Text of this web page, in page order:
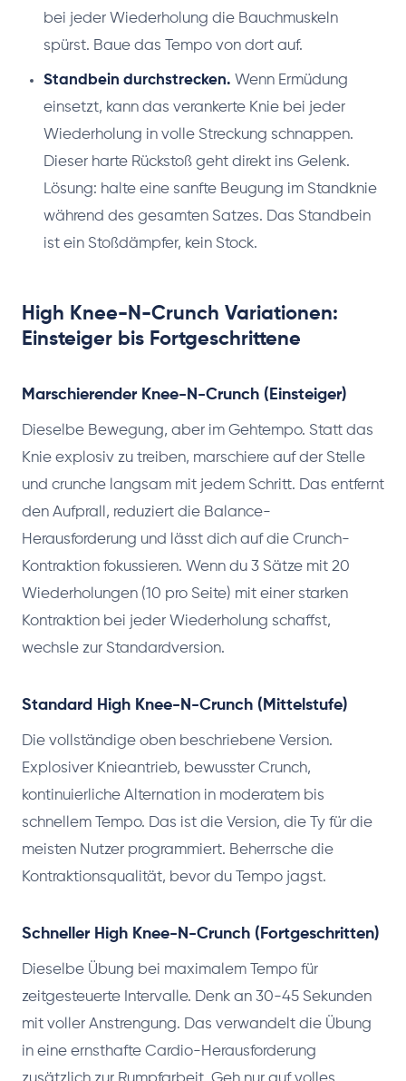
bei jeder Wiederholung die Bauchmuskeln
spürst. Baue das Tempo von dort auf.
Standbein durchstrecken. Wenn Ermüdung
einsetzt, kann das verankerte Knie bei jeder
Wiederholung in volle Streckung schnappen.
Dieser harte Rückstoß geht direkt ins Gelenk.
Lösung: halte eine sanfte Beugung im Standknie
während des gesamten Satzes. Das Standbein
ist ein Stoßdämpfer, kein Stock.
High Knee-N-Crunch Variationen:
Einsteiger bis Fortgeschrittene
Marschierender Knee-N-Crunch (Einsteiger)
Dieselbe Bewegung, aber im Gehtempo. Statt das
Knie explosiv zu treiben, marschiere auf der Stelle
und crunche langsam mit jedem Schritt. Das entfernt
den Aufprall, reduziert die Balance-
Herausforderung und lässt dich auf die Crunch-
Kontraktion fokussieren. Wenn du 3 Sätze mit 20
Wiederholungen (10 pro Seite) mit einer starken
Kontraktion bei jeder Wiederholung schaffst,
wechsle zur Standardversion.
Standard High Knee-N-Crunch (Mittelstufe)
Die vollständige oben beschriebene Version.
Explosiver Knieantrieb, bewusster Crunch,
kontinuierliche Alternation in moderatem bis
schnellem Tempo. Das ist die Version, die Ty für die
meisten Nutzer programmiert. Beherrsche die
Kontraktionsqualität, bevor du Tempo jagst.
Schneller High Knee-N-Crunch (Fortgeschritten)
Dieselbe Übung bei maximalem Tempo für
zeitgesteuerte Intervalle. Denk an 30-45 Sekunden
mit voller Anstrengung. Das verwandelt die Übung
in eine ernsthafte Cardio-Herausforderung